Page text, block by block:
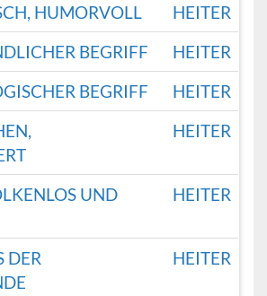
HUMORVOLL
HEITER
BEGRIFF
HEITER
BEGRIFF
HEITER
HEITER
UND
HEITER
DER
HEITER